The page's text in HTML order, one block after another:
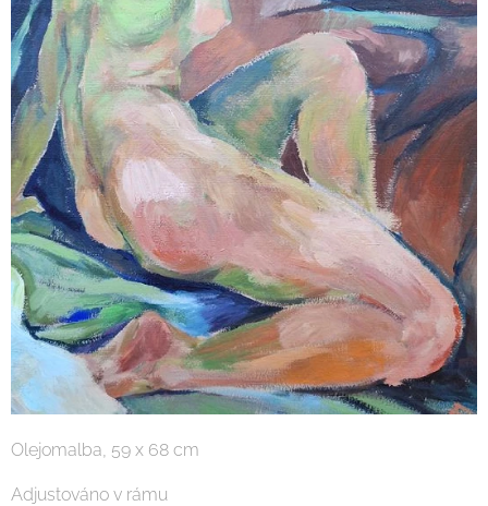
Olejomalba, 59 x 68 cm
Adjustováno v rámu